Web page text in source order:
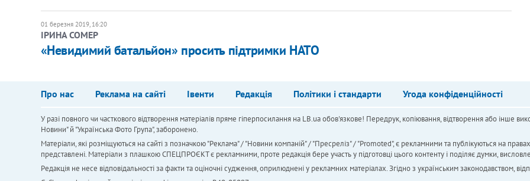
01 березня 2019, 16:20
ІРИНА СОМЕР
«Невидимий батальйон» просить підтримки НАТО
Про нас Реклама на сайті Івенти Редакція Політики і стандарти Угода конфіденційності
У разі повного чи часткового відтворення матеріалів пряме гіперпосилання на LB.ua обов'язкове! Передрук, копіювання, відтворення або інше
Новини" й "Українська Фото Група", заборонено.
Матеріали, які розміщуються на сайті з позначкою "Реклама" / "Новини компаній" / "Пресреліз" / "Promoted", є рекламними та публікуються на
представлені. Матеріали з плашкою СПЕЦПРОЄКТ є рекламними, проте редакція бере участь у підготовці цього контенту і поділяє думки,
Редакція не несе відповідальності за факти та оціночні судження, оприлюднені у рекламних матеріалах. Згідно з українським законодавством,